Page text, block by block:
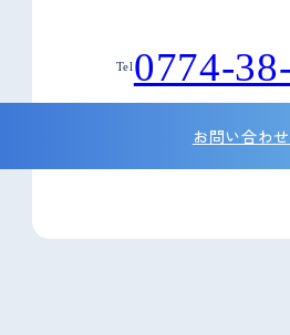
Tel 0774-
お問い合わせ